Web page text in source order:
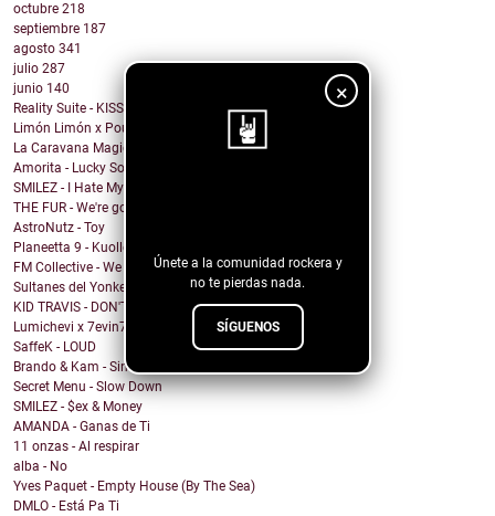
×
Únete a la comunidad rockera y
no te pierdas nada.
SÍGUENOS
octubre 218
septiembre 187
agosto 341
julio 287
junio 140
Reality Suite - KISS THE RING
Limón Limón x Poulish Kid - CALL NOW BUY NOW
La Caravana Magica - Todo Se Paga en Esta Vida (fe...
Amorita - Lucky Solita
SMILEZ - I Hate My Ex
THE FUR - We're going under
AstroNutz - Toy
Planeetta 9 - Kuolleet vain muistaa
FM Collective - We Can Roll
Sultanes del Yonke - Pasa El Tiempo
KID TRAVIS - DON'T WANNA WAKE
Lumichevi x 7evin7ins x Clever - Miss You More
SaffeK - LOUD
Brando & Kam - Sin Ti No Soy
Secret Menu - Slow Down
SMILEZ - $ex & Money
AMANDA - Ganas de Ti
11 onzas - Al respirar
alba - No
Yves Paquet - Empty House (By The Sea)
DMLO - Está Pa Ti